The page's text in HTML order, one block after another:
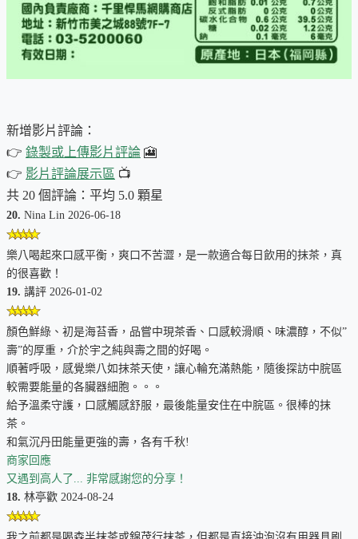
😌
片刻寧靜，釋放壓力
樂八溫和提神，舒緩壓力，帶來放鬆和好心情，讓您在忙碌
從容釋放，持久愉悅
短暫的放鬆，能為您帶來持久的從容。讓樂八陪伴您的每個
偷閒時光，感受從容釋放的愉悅。
新增影片評論：
👉 錄製或上傳影片評論 🎦
👉 影片評論展示區 📺
共 20 個評論：平均 5.0 顆星
20. Nina Lin 2026-06-18
樂八喝起來口感平衡，爽口不苦澀，是一款適合每日飲用的抹茶，真
的很喜歡！
19. 講評 2026-01-02
顏色鮮綠、初是海苔香，品嘗中現茶香、口感較滑順、味濃醇，不似”
壽”的厚重，介於宇之純與壽之間的好喝。
順著呼吸，感覺樂八如抹茶天使，讓心輪充滿熱能，隨後探訪中脘區
較需要能量的各臟器細胞。。。
給予溫柔守護，口感觸感舒服，最後能量安住在中脘區。很棒的抹
茶。
和氣沉丹田能量更強的壽，各有千秋!
商家回應
又遇到高人了... 非常感謝您的分享！
18. 林亭歡 2024-08-24